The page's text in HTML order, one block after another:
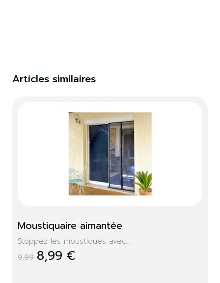
Articles similaires
Moustiquaire aimantée
Stoppez les moustiques avec...
9.99 8,99 €